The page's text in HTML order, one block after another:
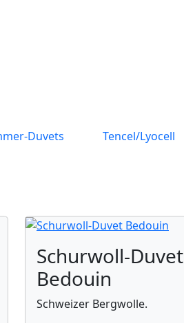
Duvets
Tencel/Lyocell
Schurwoll-Duvet
Bedouin
Schweizer Bergwolle.